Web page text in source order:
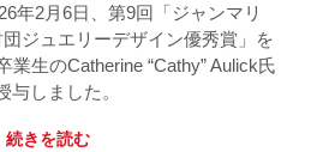
年2月6日、第9回「ジャンマリ
ジュエリーデザイン優秀賞」を
生のCatherine “Cathy” Aulick氏
与しました。
続きを読む